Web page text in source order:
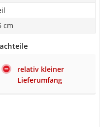
cm
relativ kleiner
Lieferumfang